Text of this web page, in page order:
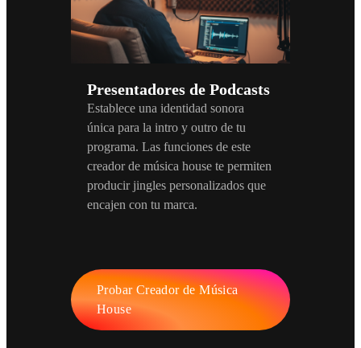
Presentadores de Podcasts
Establece una identidad sonora
única para la intro y outro de tu
programa. Las funciones de este
creador de música house te permiten
producir jingles personalizados que
encajen con tu marca.
Probar Creador de Música
House